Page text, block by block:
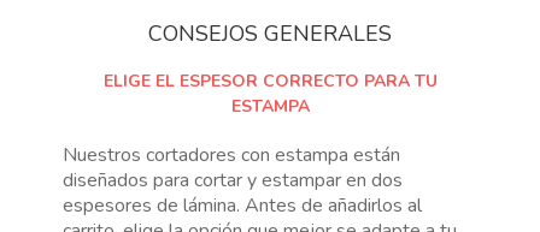
CONSEJOS GENERALES
ELIGE EL ESPESOR CORRECTO PARA TU
ESTAMPA
Nuestros cortadores con estampa están
diseñados para cortar y estampar en dos
espesores de lámina. Antes de añadirlos al